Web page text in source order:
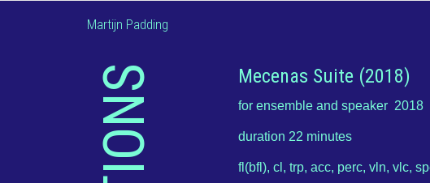
Martijn Padding
Mecenas Suite (2018)
for ensemble and speaker 2018
duration 22 minutes
fl(bfl), cl, trp, acc, perc, vln, vlc,